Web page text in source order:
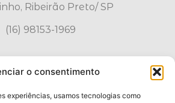
o consentimento
experiências, usamos tecnologias como
Ribeirão Preto/ SP
(16) 98153-1969
WhatsApp